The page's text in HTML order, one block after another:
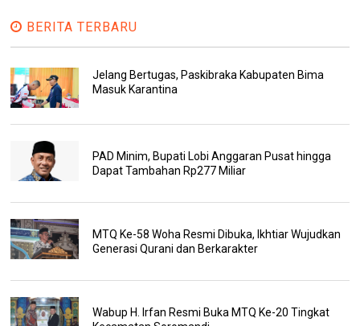
BERITA TERBARU
Jelang Bertugas, Paskibraka Kabupaten Bima
Masuk Karantina
PAD Minim, Bupati Lobi Anggaran Pusat hingga
Dapat Tambahan Rp277 Miliar
MTQ Ke-58 Woha Resmi Dibuka, Ikhtiar Wujudkan
Generasi Qurani dan Berkarakter
Wabup H. Irfan Resmi Buka MTQ Ke-20 Tingkat